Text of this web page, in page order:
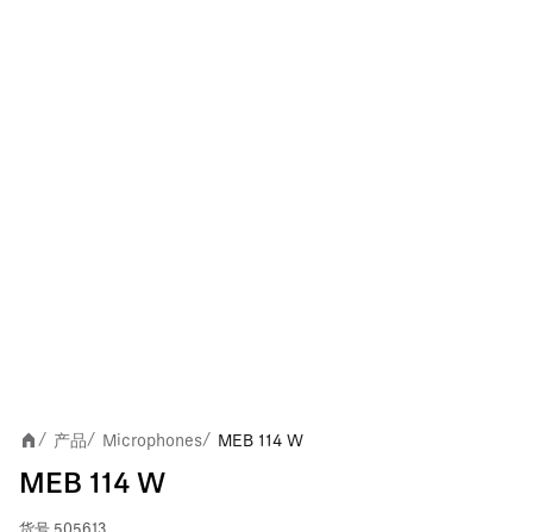
/ 产品/ Microphones/ MEB 114 W
MEB 114 W